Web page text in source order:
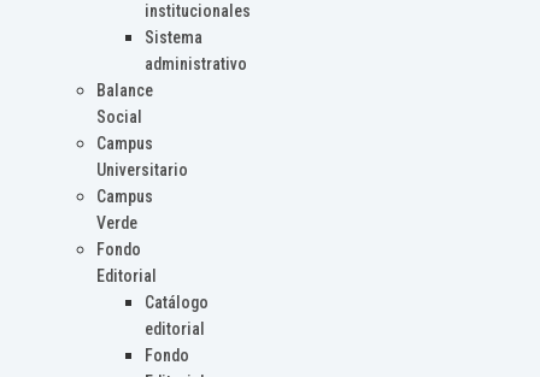
institucionales
Sistema
administrativo
Balance
Social
Campus
Universitario
Campus
Verde
Fondo
Editorial
Catálogo
editorial
Fondo